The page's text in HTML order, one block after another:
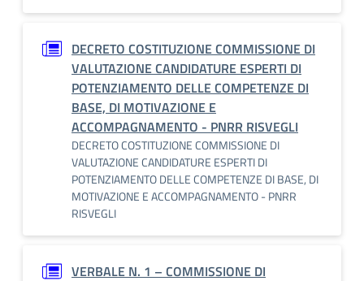
DECRETO COSTITUZIONE COMMISSIONE DI
VALUTAZIONE CANDIDATURE ESPERTI DI
POTENZIAMENTO DELLE COMPETENZE DI
BASE, DI MOTIVAZIONE E
ACCOMPAGNAMENTO - PNRR RISVEGLI
DECRETO COSTITUZIONE COMMISSIONE DI
VALUTAZIONE CANDIDATURE ESPERTI DI
POTENZIAMENTO DELLE COMPETENZE DI BASE, DI
MOTIVAZIONE E ACCOMPAGNAMENTO - PNRR
RISVEGLI
VERBALE N. 1 – COMMISSIONE DI